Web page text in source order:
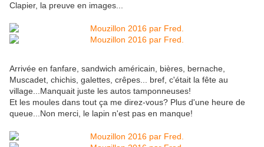
Clapier, la preuve en images...
Arrivée en fanfare, sandwich américain, bières, bernache,
Muscadet, chichis, galettes, crêpes... bref, c'était la fête au
village...Manquait juste les autos tamponneuses!
Et les moules dans tout ça me direz-vous? Plus d'une heure de
queue...Non merci, le lapin n'est pas en manque!